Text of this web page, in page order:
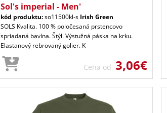
Sol's imperial - Men'
kód produktu:so11500kl-s Irish Green
SOLS Kvalita. 100 % poločesaná prstencovo
spriadaná bavlna. Štýl. Výstužná páska na krku.
Elastanový rebrovaný golier. K
Cena od 3,06€